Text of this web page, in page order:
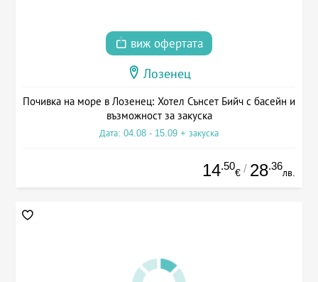
виж офертата
Лозенец
Почивка на море в Лозенец: Хотел Сънсет Бийч с басейн и
възможност за закуска
Дата: 04.08 - 15.09 + закуска
14.50
€ / 28.36
лв.